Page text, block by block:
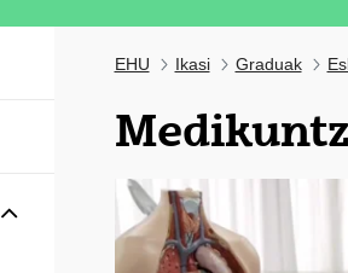
Erakutsi/izkutatu azpiorriak
EHU Ikasi Graduak